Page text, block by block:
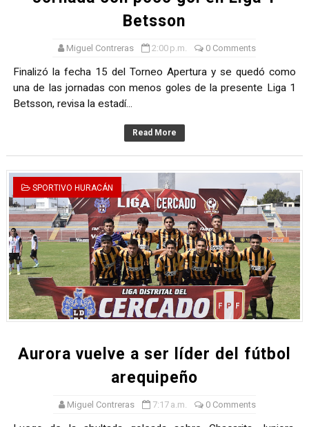
Betsson
Miguel Contreras 2:00 p.m. 0 Comments
Finalizó la fecha 15 del Torneo Apertura y se quedó como
una de las jornadas con menos goles de la presente Liga 1
Betsson, revisa la estadí...
Read More
SPORTIVO HURACÁN
Aurora vuelve a ser líder del fútbol
arequipeño
Miguel Contreras 7:17 a.m. 0 Comments